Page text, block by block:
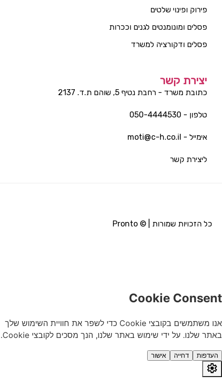
פירוק ופינוי שלטים
פסלים ומונומנטים לגנים וככרות
פסלים ודקורציה למשרד
יצירת קשר
כתובת משרד - רחבת נטיף 5, שוהם ת.ד. 2137
טלפון - 050-4444530
אימייל - moti@c-h.co.il
ליצירת קשר
כל הזכויות שמורות | © Pronto